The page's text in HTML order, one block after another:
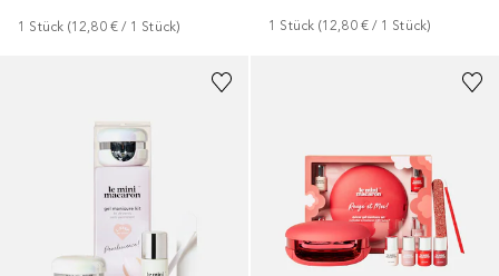
1 Stück (12,80 € / 1 Stück) 1 Stück (12,80 € / 1 Stück)